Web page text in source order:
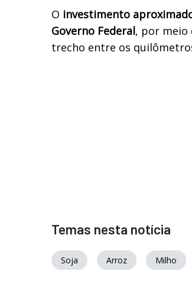
O investimento
Governo Federal, por meio
trecho entre os
Temas nesta notícia
Soja Arroz Milho